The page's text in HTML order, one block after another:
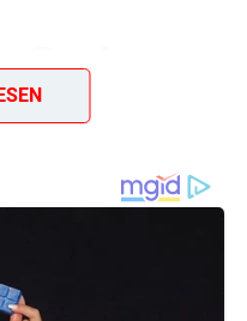
flacher
wir…